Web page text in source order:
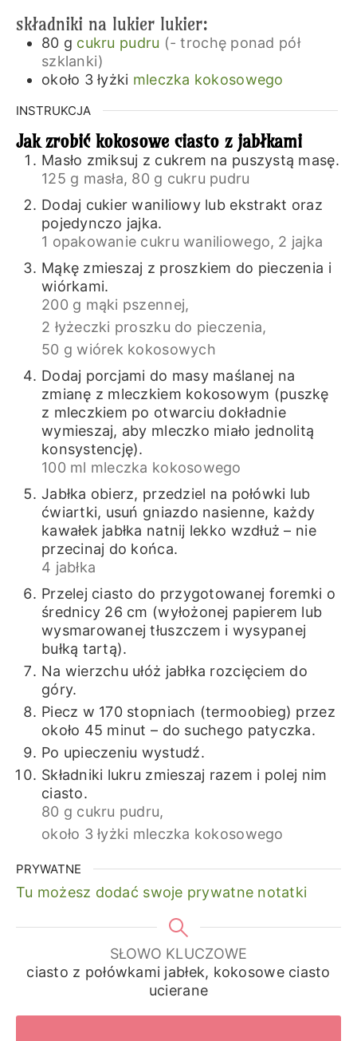
składniki na lukier lukier:
80 g cukru pudru (- trochę ponad pół
szklanki)
około 3łyżki mleczka kokosowego
INSTRUKCJA
Jak zrobić kokosowe ciasto z jabłkami
Masło zmiksuj z cukrem na puszystą masę.
125 g masła, 80 g cukru pudru
Dodaj cukier waniliowy lub ekstrakt oraz
pojedynczo jajka.
1 opakowanie cukru waniliowego, 2 jajka
Mąkę zmieszaj z proszkiem do pieczenia i
wiórkami.
200 g mąki pszennej,
2 łyżeczki proszku do pieczenia,
50 g wiórek kokosowych
Dodaj porcjami do masy maślanej na
zmianę z mleczkiem kokosowym (puszkę
z mleczkiem po otwarciu dokładnie
wymieszaj, aby mleczko miało jednolitą
konsystencję).
100 ml mleczka kokosowego
Jabłka obierz, przedziel na połówki lub
ćwiartki, usuń gniazdo nasienne, każdy
kawałek jabłka natnij lekko wzdłuż – nie
przecinaj do końca.
4 jabłka
Przelej ciasto do przygotowanej foremki o
średnicy 26 cm (wyłożonej papierem lub
wysmarowanej tłuszczem i wysypanej
bułką tartą).
Na wierzchu ułóż jabłka rozcięciem do
góry.
Piecz w 170 stopniach (termoobieg) przez
około 45 minut – do suchego patyczka.
Po upieczeniu wystudź.
Składniki lukru zmieszaj razem i polej nim
ciasto.
80 g cukru pudru,
około 3 łyżki mleczka kokosowego
PRYWATNE
Tu możesz dodać swoje prywatne notatki
SŁOWO KLUCZOWE
ciasto z połówkami jabłek, kokosowe ciasto
ucierane